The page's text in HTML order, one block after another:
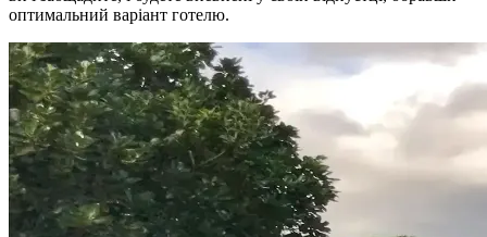
оптимальний варіант готелю.